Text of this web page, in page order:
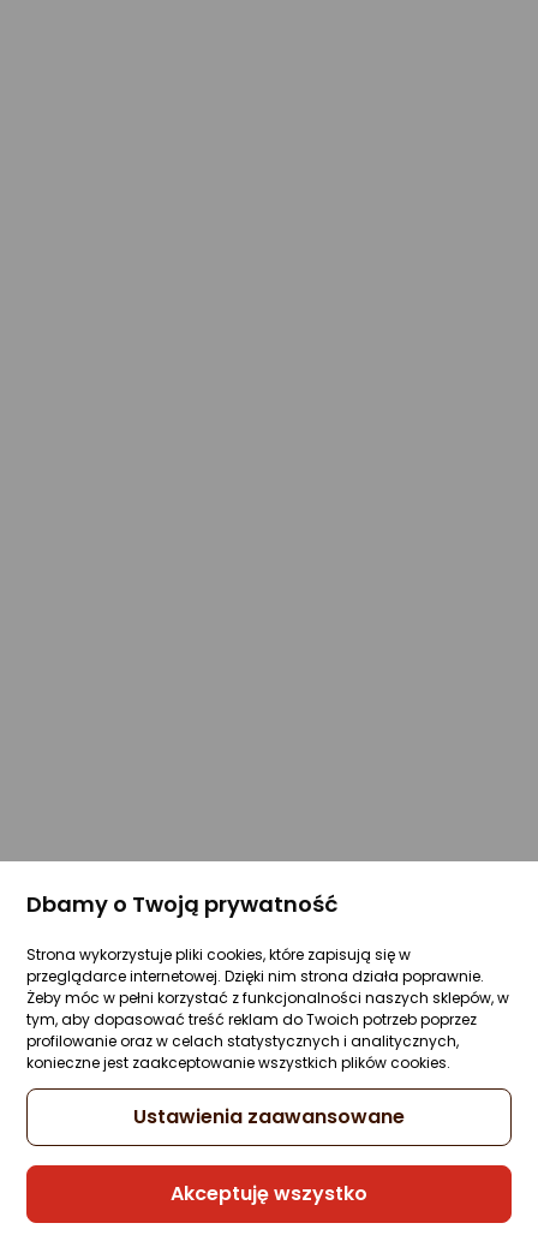
Dbamy o Twoją prywatność
Strona wykorzystuje pliki cookies, które zapisują się w
przeglądarce internetowej. Dzięki nim strona działa poprawnie.
Żeby móc w pełni korzystać z funkcjonalności naszych sklepów, w
tym, aby dopasować treść reklam do Twoich potrzeb poprzez
profilowanie oraz w celach statystycznych i analitycznych,
konieczne jest zaakceptowanie wszystkich plików cookies.
Ustawienia zaawansowane
Akceptuję wszystko